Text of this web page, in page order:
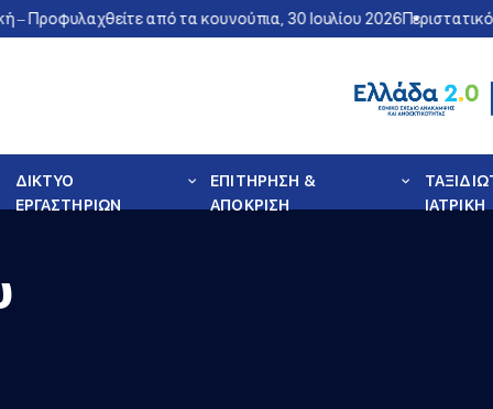
– Προφυλαχθείτε από τα κουνούπια, 30 Ιουλίου 2026
ΔΙΚΤΥΟ
ΕΡΓΑΣΤΗΡΙΩΝ
ΕΠΙΤΗΡΗΣΗ &
ΑΠΟΚΡΙΣΗ
ΙΑΤΡΙΚΗ